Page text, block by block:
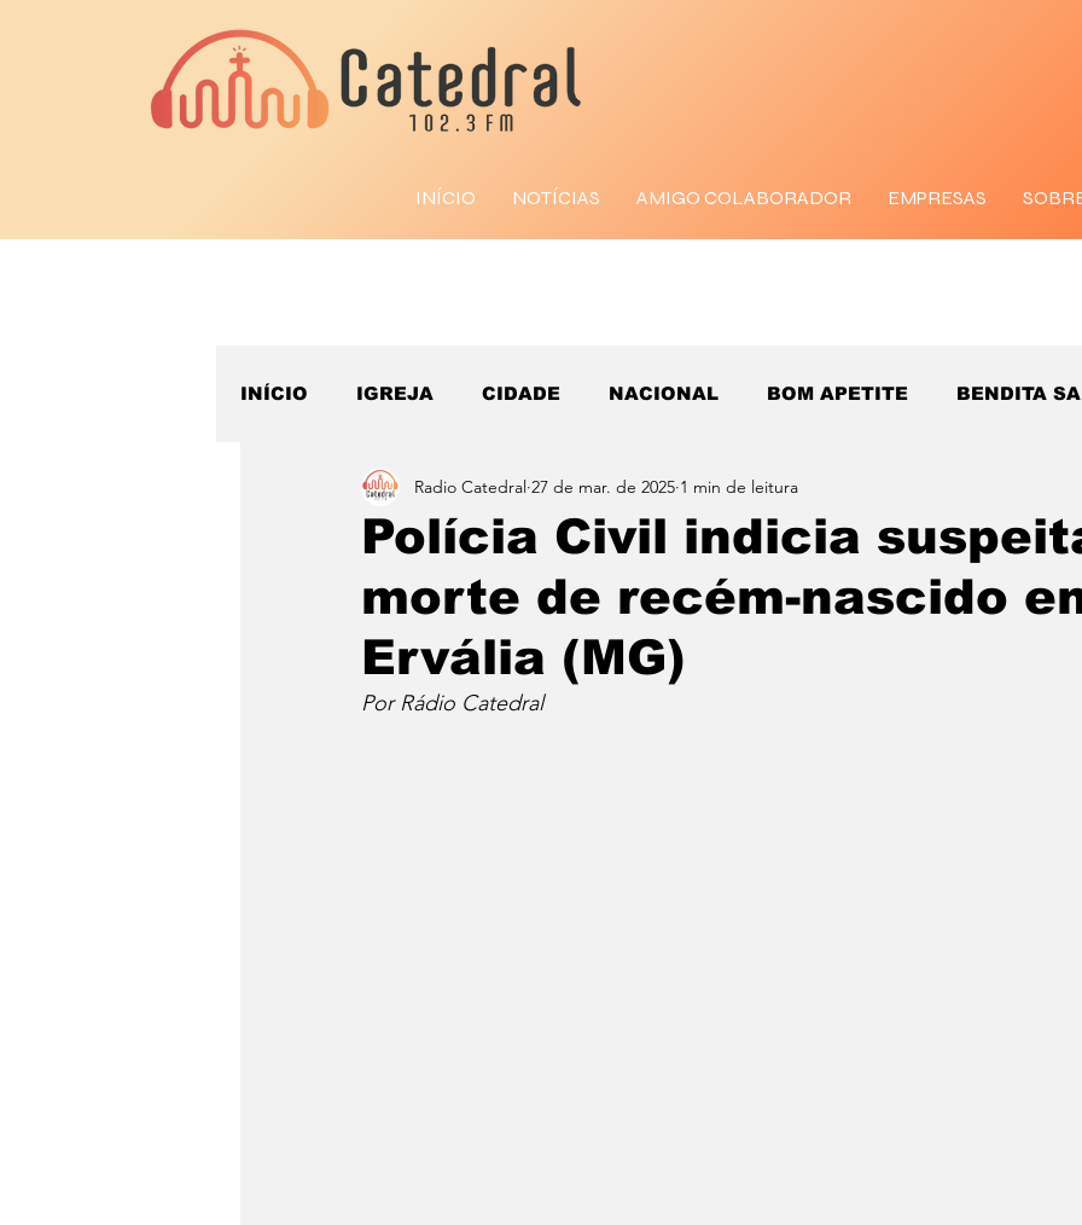
INÍCIO NOTÍCIAS AMIGO COLABORADOR EMPRESAS
INÍCIO IGREJA CIDADE NACIONAL BOM APETITE BENDITA
ESPORTE
Polícia Civil indicia
morte de recém-nascido
Ervália (MG)
Radio Catedral 27 de mar. de 2025 1 min de leitura
Por Rádio Catedral